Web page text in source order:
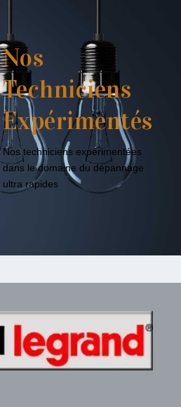
Nos
Techniciens
Expérimentés
Nos techniciens expérimentées
dans le domaine du dépannage
ultra rapides